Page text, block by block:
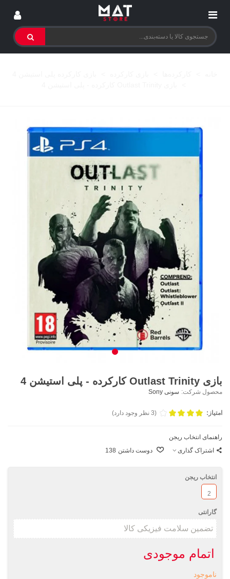
بازی Outlast Trinity کارکرده - پلی استیشن 4
محصول شرکت: سونی Sony
امتیاز: (3 نظر وجود دارد)
راهنمای انتخاب ریجن
اشتراک گذاری
دوست داشتن 138
انتخاب ریجن
2
گارانتی
اتمام موجودی
ناموجود